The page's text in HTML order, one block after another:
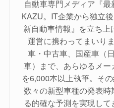
自動車専門メディア『
KAZU。IT企業から独立
新自動車情報』を立ち
運営に携わってまいり
車・中古車、国産車（
車）まで、あらゆるメ
を6,000本以上執筆。そ
数々の新型車種の発表
る的確な予測を実現し